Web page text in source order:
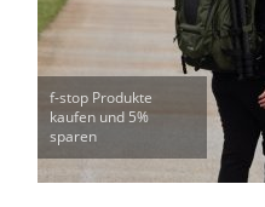
f-stop Produkte
kaufen und 5%
sparen